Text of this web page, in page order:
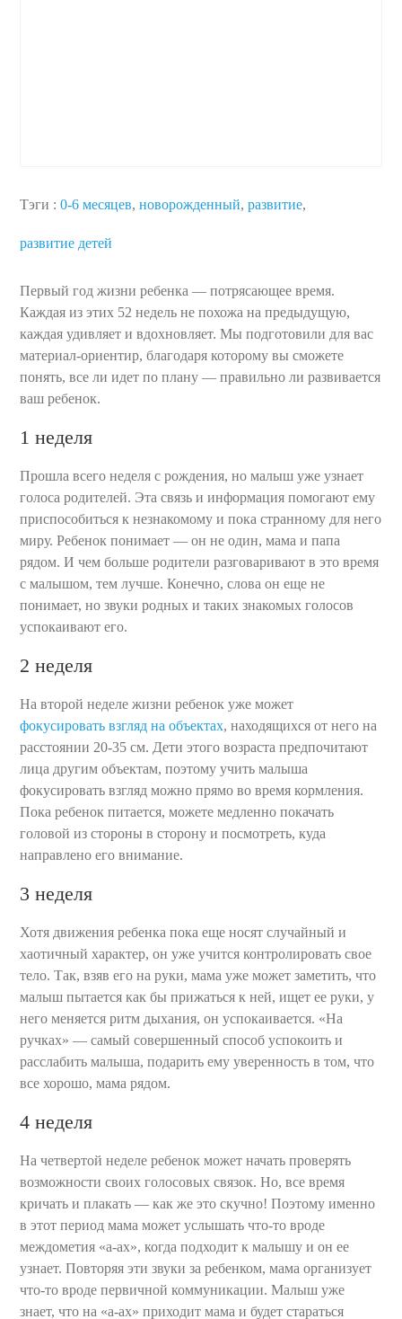
Тэги : 0-6 месяцев,новорожденный,развитие,
развитие детей
Первый год жизни ребенка — потрясающее время.
Каждая из этих 52 недель не похожа на предыдущую,
каждая удивляет и вдохновляет. Мы подготовили для вас
материал-ориентир, благодаря которому вы сможете
понять, все ли идет по плану — правильно ли развивается
ваш ребенок.
1 неделя
Прошла всего неделя с рождения, но малыш уже узнает
голоса родителей. Эта связь и информация помогают ему
приспособиться к незнакомому и пока странному для него
миру. Ребенок понимает — он не один, мама и папа
рядом. И чем больше родители разговаривают в это время
с малышом, тем лучше. Конечно, слова он еще не
понимает, но звуки родных и таких знакомых голосов
успокаивают его.
2 неделя
На второй неделе жизни ребенок уже может
фокусировать взгляд на объектах, находящихся от него на
расстоянии 20-35 см. Дети этого возраста предпочитают
лица другим объектам, поэтому учить малыша
фокусировать взгляд можно прямо во время кормления.
Пока ребенок питается, можете медленно покачать
головой из стороны в сторону и посмотреть, куда
направлено его внимание.
3 неделя
Хотя движения ребенка пока еще носят случайный и
хаотичный характер, он уже учится контролировать свое
тело. Так, взяв его на руки, мама уже может заметить, что
малыш пытается как бы прижаться к ней, ищет ее руки, у
него меняется ритм дыхания, он успокаивается. «На
ручках» — самый совершенный способ успокоить и
расслабить малыша, подарить ему уверенность в том, что
все хорошо, мама рядом.
4 неделя
На четвертой неделе ребенок может начать проверять
возможности своих голосовых связок. Но, все время
кричать и плакать — как же это скучно! Поэтому именно
в этот период мама может услышать что-то вроде
междометия «а-ах», когда подходит к малышу и он ее
узнает. Повторяя эти звуки за ребенком, мама организует
что-то вроде первичной коммуникации. Малыш уже
знает, что на «а-ах» приходит мама и будет стараться